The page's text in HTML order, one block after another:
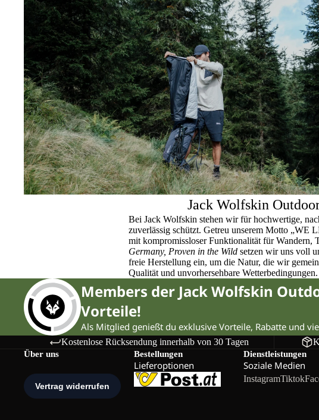
Jack Wolfskin
Bei Jack Wolfskin stehen wir für hochwertige,
zuverlässig schützt. Getreu unserem Motto „WE
mit kompromissloser Funktionalität für Wandern,
Germany, Proven in the Wild setzen wir uns voll
freie Herstellung ein, um die Natur, die wir
Qualität und unvorhersehbare Wetterbedingungen.
Members der Jack Wolfskin
Vorteile!
Als Mitglied genießt du exklusive Vorteile, Rabatte und
Kostenlose Rücksendung innerhalb von 30 Tagen
Über uns Bestellungen
Lieferoptionen
Dienstleistungen
Soziale Medien
InstagramTiktok